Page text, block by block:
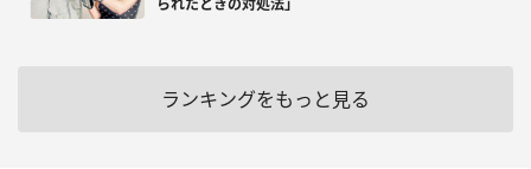
られたときの対処法」
ランキングをもっと見る